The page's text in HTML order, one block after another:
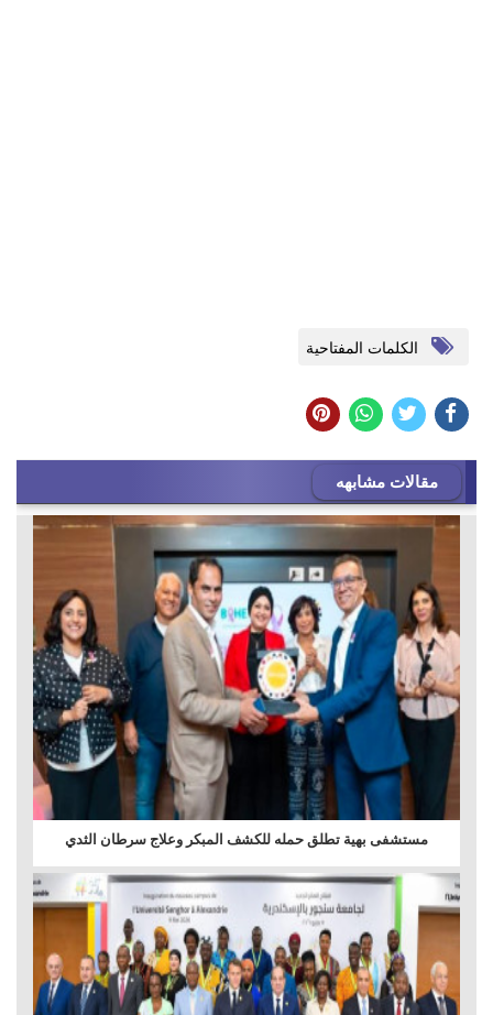
الكلمات المفتاحية
مقالات مشابهه
مستشفى بهية تطلق حمله للكشف المبكر وعلاج سرطان الثدي